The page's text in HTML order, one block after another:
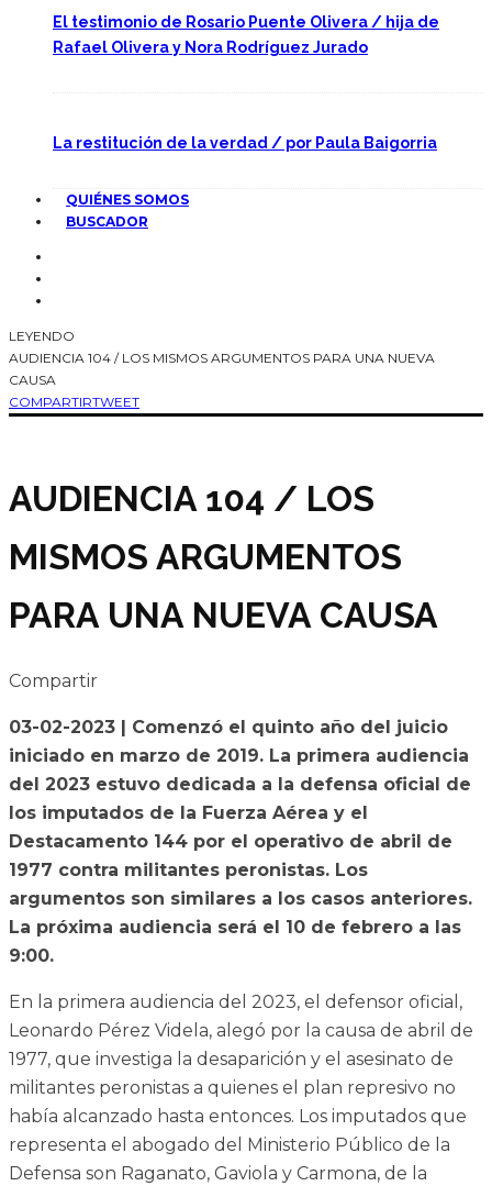
El testimonio de Rosario Puente Olivera / hija de
Rafael Olivera y Nora Rodríguez Jurado
La restitución de la verdad / por Paula Baigorria
QUIÉNES SOMOS
BUSCADOR
LEYENDO
AUDIENCIA 104 / LOS MISMOS ARGUMENTOS PARA UNA NUEVA
CAUSA
COMPARTIRTWEET
AUDIENCIA 104 / LOS
MISMOS ARGUMENTOS
PARA UNA NUEVA CAUSA
Compartir
03-02-2023 | Comenzó el quinto año del juicio
iniciado en marzo de 2019. La primera audiencia
del 2023 estuvo dedicada a la defensa oficial de
los imputados de la Fuerza Aérea y el
Destacamento 144 por el operativo de abril de
1977 contra militantes peronistas. Los
argumentos son similares a los casos anteriores.
La próxima audiencia será el 10 de febrero a las
9:00.
En la primera audiencia del 2023, el defensor oficial,
Leonardo Pérez Videla, alegó por la causa de abril de
1977, que investiga la desaparición y el asesinato de
militantes peronistas a quienes el plan represivo no
había alcanzado hasta entonces. Los imputados que
representa el abogado del Ministerio Público de la
Defensa son Raganato, Gaviola y Carmona, de la